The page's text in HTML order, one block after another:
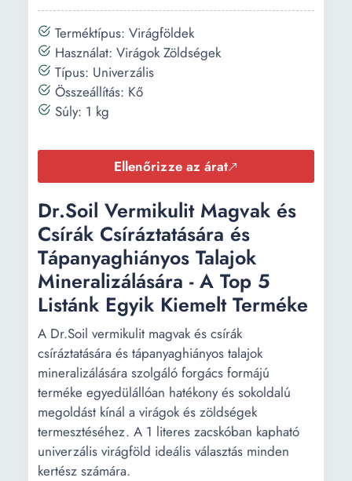
Terméktípus: Virágföldek
Használat: Virágok Zöldségek
Típus: Univerzális
Összeállítás: Kő
Súly: 1 kg
Ellenőrizze az árat
Dr.Soil Vermikulit Magvak és
Csírák Csíráztatására és
Tápanyaghiányos Talajok
Mineralizálására - A Top 5
Listánk Egyik Kiemelt Terméke
A Dr.Soil vermikulit magvak és csírák
csíráztatására és tápanyaghiányos talajok
mineralizálására szolgáló forgács formájú
terméke egyedülállóan hatékony és sokoldalú
megoldást kínál a virágok és zöldségek
termesztéséhez. A 1 literes zacskóban kapható
univerzális virágföld ideális választás minden
kertész számára.